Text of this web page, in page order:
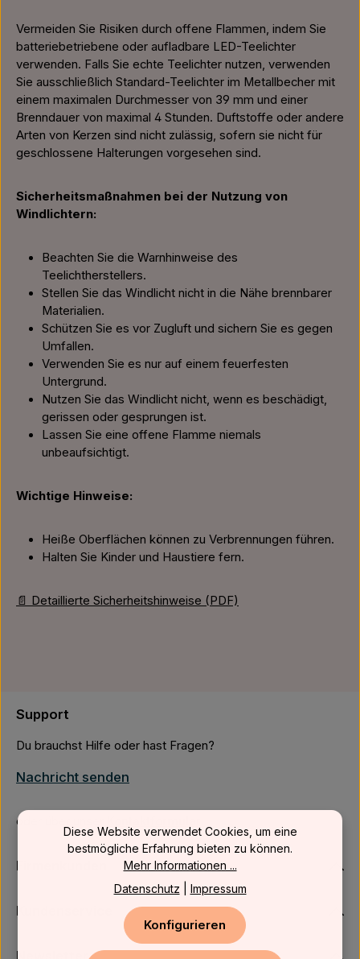
Vermeiden Sie Risiken durch offene Flammen, indem Sie
batteriebetriebene oder aufladbare LED-Teelichter
verwenden. Falls Sie echte Teelichter nutzen, verwenden
Sie ausschließlich Standard-Teelichter im Metallbecher mit
einem maximalen Durchmesser von 39 mm und einer
Brenndauer von maximal 4 Stunden. Duftstoffe oder andere
Arten von Kerzen sind nicht zulässig, sofern sie nicht für
geschlossene Halterungen vorgesehen sind.
Sicherheitsmaßnahmen bei der Nutzung von
Windlichtern:
Beachten Sie die Warnhinweise des
Teelichtherstellers.
Stellen Sie das Windlicht nicht in die Nähe brennbarer
Materialien.
Schützen Sie es vor Zugluft und sichern Sie es gegen
Umfallen.
Verwenden Sie es nur auf einem feuerfesten
Untergrund.
Nutzen Sie das Windlicht nicht, wenn es beschädigt,
gerissen oder gesprungen ist.
Lassen Sie eine offene Flamme niemals
unbeaufsichtigt.
Wichtige Hinweise:
Heiße Oberflächen können zu Verbrennungen führen.
Halten Sie Kinder und Haustiere fern.
📄 Detaillierte Sicherheitshinweise (PDF)
Support
Du brauchst Hilfe oder hast Fragen?
Nachricht senden
oder über unser
Firmenkunden
Kundenservice
Newsletter
Diese Website verwendet Cookies, um eine
bestmögliche Erfahrung bieten zu können.
Mehr Informationen ...
Datenschutz
Impressum
Konfigurieren